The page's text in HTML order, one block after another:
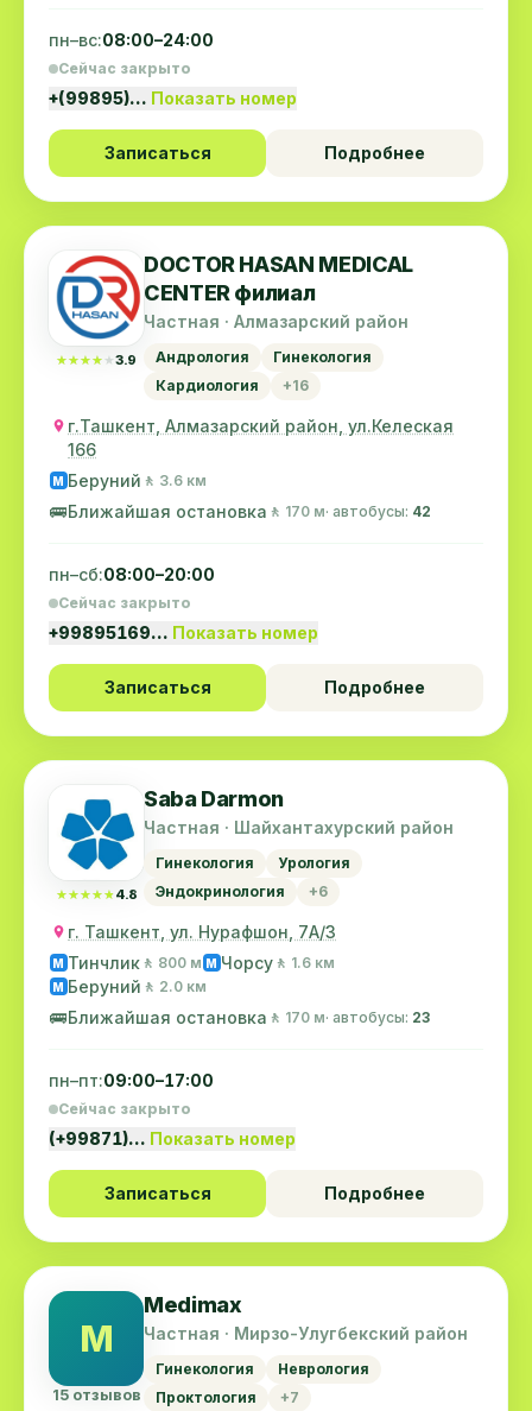
пн–вс:08:00–24:00
Сейчас закрыто
+(99895)… Показать номер
Записаться Подробнее
★★★★★
★★★★★3.9
DOCTOR HASAN MEDICAL
CENTER филиал
Частная · Алмазарский район
Андрология
Гинекология
Кардиология
+16
г.Ташкент, Алмазарский район, ул.Келеская
166
M Беруний 🚶 3.6 км
🚌Ближайшая остановка 🚶 170 м· автобусы: 42
пн–сб:08:00–20:00
Сейчас закрыто
+99895169… Показать номер
Записаться Подробнее
★★★★★
★★★★★ 4.8
Saba Darmon
Частная · Шайхантахурский район
Гинекология
Урология
Эндокринология
+6
г. Ташкент, ул. Нурафшон, 7А/3
M Тинчлик 🚶 800 м M Чорсу 🚶 1.6 км
M Беруний 🚶 2.0 км
🚌Ближайшая остановка 🚶 170 м· автобусы: 23
пн–пт:09:00–17:00
Сейчас закрыто
(+99871)… Показать номер
Записаться Подробнее
M
15 отзывов
Medimax
Частная · Мирзо-Улугбекский район
Гинекология
Неврология
Проктология
+7